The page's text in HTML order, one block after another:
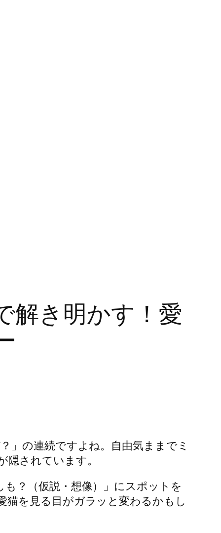
解き明かす！愛
」の連続ですよね。自由気ままでミ
されています。
？（仮説・想像）」にスポットを
猫を見る目がガラッと変わるかもし